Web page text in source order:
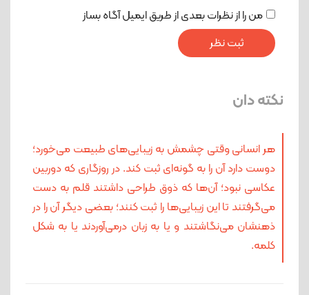
من را از نظرات بعدی از طریق ایمیل آگاه بساز
نکته دان
هر انسانی وقتی چشمش به زیبایی‌های طبیعت می‌خورد؛
دوست دارد آن را به گونه‌ای ثبت کند. در روزگاری که دوربین
عکاسی نبود؛ آن‌ها که ذوق طراحی داشتند قلم به دست
می‌گرفتند تا این زیبایی‌ها را ثبت کنند؛ بعضی دیگر آن را در
ذهنشان می‌نگاشتند و یا به زبان درمی‌آوردند یا به شکل
کلمه.